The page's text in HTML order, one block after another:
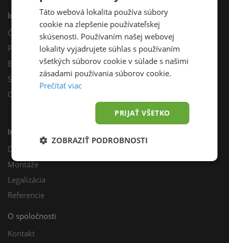
Informácie
Často kladené otázky
Poradňa
Blog
Sprievodca výberom fotovoltiky
Odporúčací program
Inštalácie
Dotácie
Montáže
Legalizácia
Referencie
O spoločnosti
Kontakt
Táto webová lokalita používa súbory
cookie na zlepšenie používateľskej
skúsenosti. Používaním našej webovej
lokality vyjadrujete súhlas s používaním
všetkých súborov cookie v súlade s našimi
zásadami používania súborov cookie.
Prečítať viac
PRIJAŤ VŠETKO
ZOBRAZIŤ PODROBNOSTI